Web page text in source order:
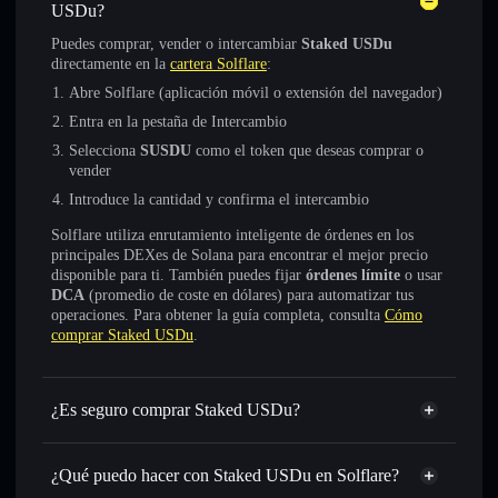
USDu?
Puedes comprar, vender o intercambiar Staked USDu
directamente en la cartera Solflare:
Abre Solflare (aplicación móvil o extensión del navegador)
Entra en la pestaña de Intercambio
Selecciona SUSDU como el token que deseas comprar o
vender
Introduce la cantidad y confirma el intercambio
Solflare utiliza enrutamiento inteligente de órdenes en los
principales DEXes de Solana para encontrar el mejor precio
disponible para ti. También puedes fijar órdenes límite o usar
DCA (promedio de coste en dólares) para automatizar tus
operaciones. Para obtener la guía completa, consulta Cómo
comprar Staked USDu.
¿Es seguro comprar Staked USDu?
Staked USDu token verificado
¿Qué puedo hacer con Staked USDu en Solflare?